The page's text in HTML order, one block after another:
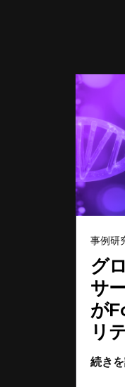
事例研
グ
サ
が
リ
続き